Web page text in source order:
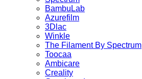
BambuLab
Azurefilm
3Dlac
Winkle
The Filament By Spectrum
Toocaa
Ambicare
Creality